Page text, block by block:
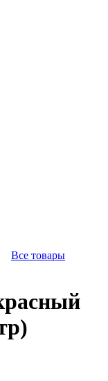
Все товары